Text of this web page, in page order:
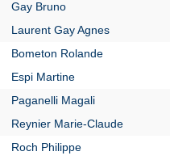
Gay Bruno
Laurent Gay Agnes
Bometon Rolande
Espi Martine
Paganelli Magali
Reynier Marie-Claude
Roch Philippe